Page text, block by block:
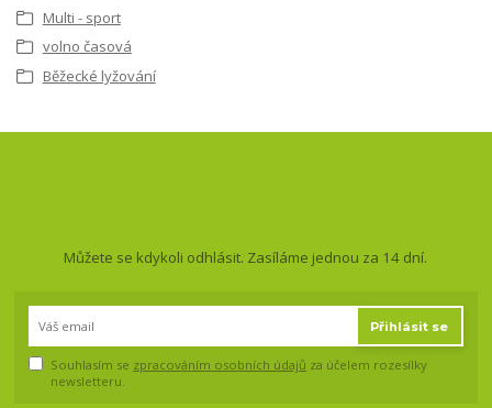
Multi - sport
volno časová
Běžecké lyžování
Můžete se kdykoli odhlásit. Zasíláme jednou za 14 dní.
Přihlásit se
Souhlasím se zpracováním osobních údajů za účelem rozesílky
newsletteru.